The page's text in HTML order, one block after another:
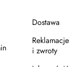
Dostawa
Reklamacje
i zwroty